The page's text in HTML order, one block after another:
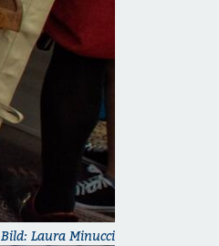
Bild: Laura Minucci